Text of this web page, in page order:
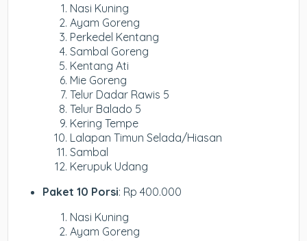
Nasi Kuning
Ayam Goreng
Perkedel Kentang
Sambal Goreng
Kentang Ati
Mie Goreng
Telur Dadar Rawis 5
Telur Balado 5
Kering Tempe
Lalapan Timun Selada/Hiasan
Sambal
Kerupuk Udang
Paket 10 Porsi: Rp 400.000
Nasi Kuning
Ayam Goreng